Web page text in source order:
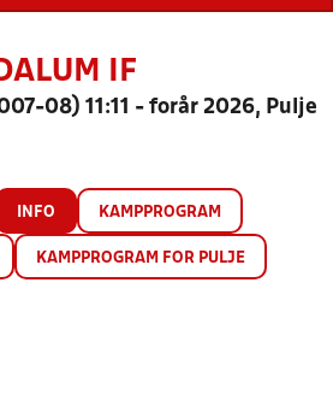
DALUM IF
08) 11:11 - forår 2026, Pulje
INFO KAMPPROGRAM
KAMPPROGRAM FOR PULJE